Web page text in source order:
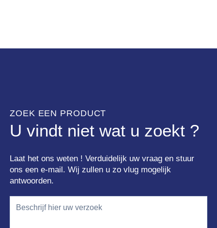
ZOEK EEN PRODUCT
U vindt niet wat u zoekt ?
Laat het ons weten ! Verduidelijk uw vraag en stuur
ons een e-mail. Wij zullen u zo vlug mogelijk
antwoorden.